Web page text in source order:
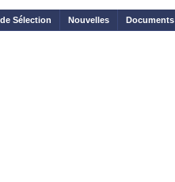
Sélection Nouvelles Documents